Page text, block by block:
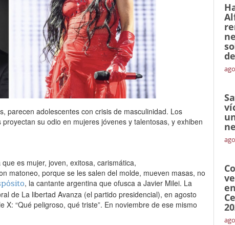
parecen adolescentes con crisis de masculinidad. Los
su odio en mujeres jóvenes y talentosas, y exhiben
es mujer, joven, exitosa, carismática,
matoneo, porque se les salen del molde, mueven masas, no
, la cantante argentina que ofusca a Javier Milei. La
de La libertad Avanza (el partido presidencial), en agosto
“Qué peligroso, qué triste”. En noviembre de ese mismo